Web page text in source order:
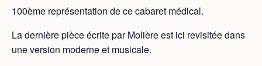
100ème représentation de ce cabaret médical.
La dernière pièce écrite par Molière est ici revisitée dans
une version moderne et musicale.